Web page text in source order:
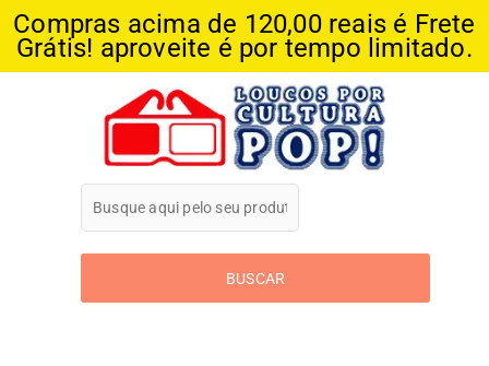
Compras acima de 120,00 reais é Frete
Grátis! aproveite é por tempo limitado.
Loucos Por
Cultura Pop